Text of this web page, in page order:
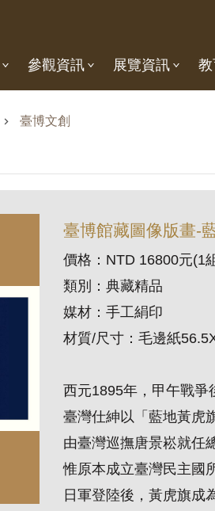
參觀資訊 展覽資訊
臺博文創
臺博館藏圖像版畫-
價格： NTD 16800元(1
類別：典藏精品
媒材：手工絹印
材質/尺寸：毛邊紙
西元1895年，甲午戰爭
臺灣仕紳以「藍地黃虎
由臺灣巡撫唐景崧就任
惟原本成立臺灣民主國
日軍登陸後，黃虎旗成